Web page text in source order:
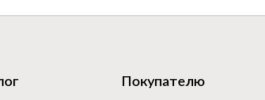
Покупателю